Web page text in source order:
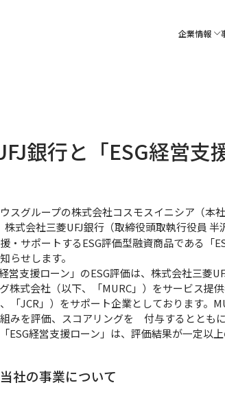
企業情報
銀行と「ESG経営支
スグループの株式会社コスモスイニシア（本
株式会社三菱UFJ銀行（取締役頭取執行役員
・サポートするESG評価型融資商品である「
らせします。
経営支援ローン」のESG評価は、株式会社三
株式会社（以下、「MURC」）をサービス提
「JCR」）をサポート企業としております。
みを評価、スコアリングを 付与するととも
ESG経営支援ローン」は、評価結果が一定以
社の事業について